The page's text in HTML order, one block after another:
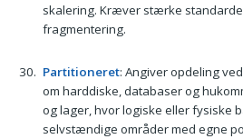
skalering. Kræver stærke
fragmentering.
Partitioneret: Angiver opdeling
om harddiske, databaser og
og lager, hvor logiske eller fysiske
selvstændige områder med egne